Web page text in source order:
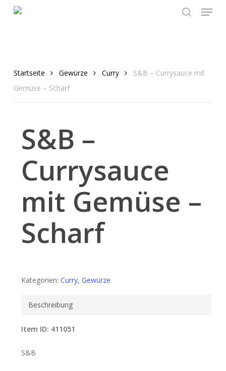
Menu
Startseite Gewürze Curry
S&B – Currysauce mit
Gemüse – Scharf
S&B –
Currysauce
mit Gemüse –
Scharf
Kategorien: Curry, Gewürze
Beschreibung
Item ID: 411051
S&B